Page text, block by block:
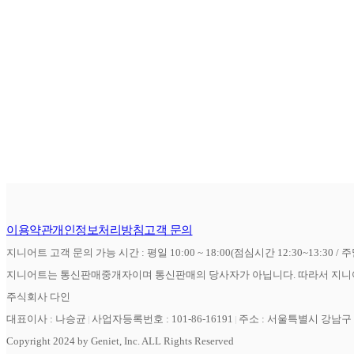
이용약관개인정보처리방침고객 문의
지니어트 고객 문의 가능 시간 : 평일 10:00 ~ 18:00(점심시간 12:30~13:30 /
지니어트는 통신판매중개자이며 통신판매의 당사자가 아닙니다. 따라서 지
주식회사 다인
대표이사 : 나승균 사업자등록번호 : 101-86-16191
주소 : 서울특별시 강남
Copyright 2024 by Geniet, Inc. ALL Rights Reserved